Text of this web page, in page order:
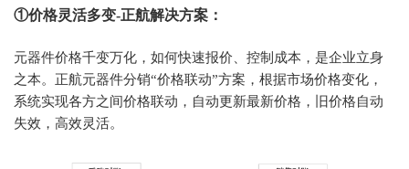
①价格灵活多变-正航解决方案：
元器件价格千变万化，如何快速报价、控制成本，是企业立身
之本。正航元器件分销“价格联动”方案，根据市场价格变化，
系统实现各方之间价格联动，自动更新最新价格，旧价格自动
失效，高效灵活。